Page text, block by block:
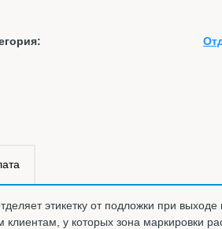
этикетку от подложки при
у которых зона маркировки